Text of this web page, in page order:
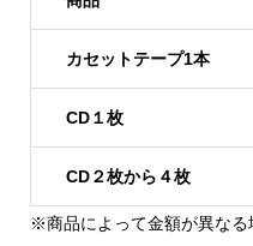
カセットテープ1本
CD１枚
CD２枚から４枚
※商品によって金額が異な